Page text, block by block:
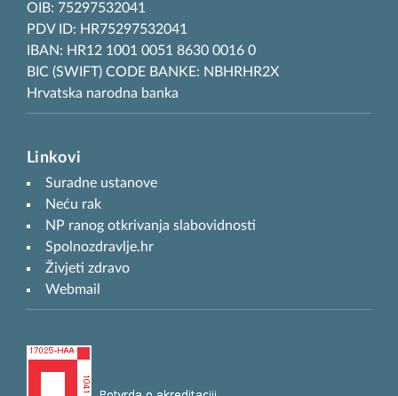
OIB: 75297532041
PDV ID: HR75297532041
IBAN: HR12 1001 0051 8630 0016 0
BIC (SWIFT) CODE BANKE: NBHRHR2X
Hrvatska narodna banka
Linkovi
Suradne ustanove
Neću rak
NP ranog otkrivanja slabovidnosti
Spolnozdravlje.hr
Živjeti zdravo
Webmail